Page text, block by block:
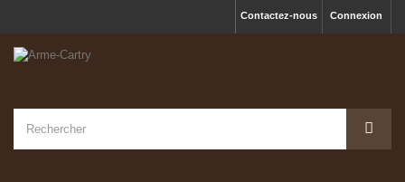
Connexion
Contactez-nous